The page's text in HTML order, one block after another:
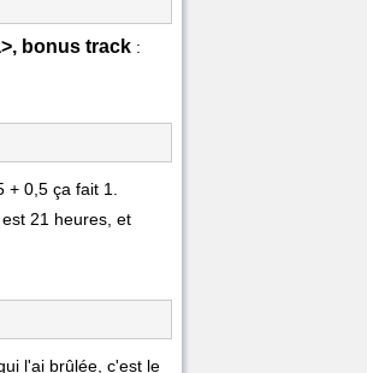
bonus track:
0,5 ça fait 1.
21 heures, et
l'ai brûlée, c'est le